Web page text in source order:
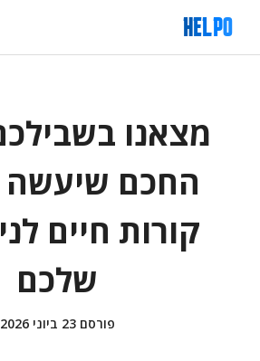
לתוכן
מצאנו
החכם שיעשה
קורות חיים
שלכם
פורסם23 ביוני 2026